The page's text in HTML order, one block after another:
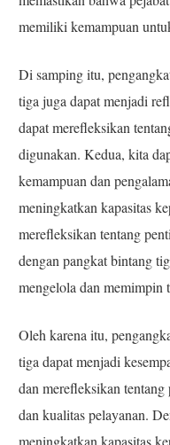
memiliki kemampuan
Di samping itu,
tiga juga dapat menjadi
dapat merefleksikan
digunakan. Kedua, kita
kemampuan dan
meningkatkan kapasitas
merefleksikan tentang
dengan pangkat bintang
mengelola dan memimpin
Oleh karena itu,
tiga dapat menjadi
dan merefleksikan
dan kualitas pelayanan.